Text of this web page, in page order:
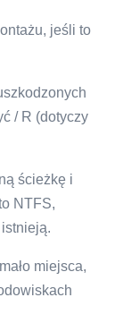
jeśli to
/ R (dotyczy
ścieżkę i
NTFS,
miejsca,